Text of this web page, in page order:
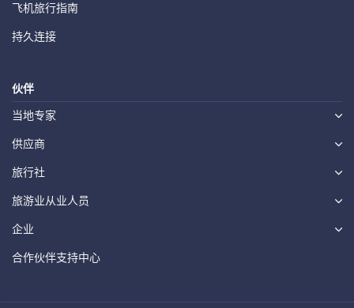
飞机旅行指南
持久连接
伙伴
当地专家
供应商
旅行社
旅游业从业人员
企业
合作伙伴支持中心